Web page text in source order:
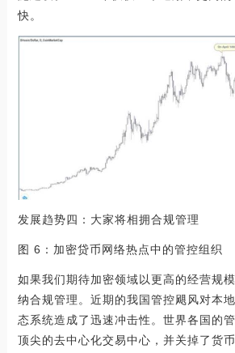
快。
发展趋势四：大家将相拥合规管理
图 6：加密贷币网络热点中的管控组织
如果我们期待加密领域以更高的经营规
纳合规管理。近期的我国管控飓风对本
态系统造成了迅速冲击性。世界各国的
顶尖的去中心化交易中心，并关掉了货